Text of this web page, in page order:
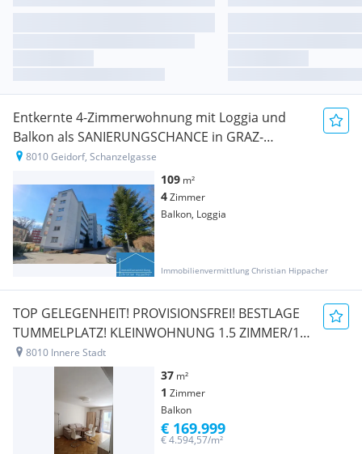
Entkernte 4-Zimmerwohnung mit Loggia und
Balkon als SANIERUNGSCHANCE in GRAZ-
GEIDORF ab sofort zu verkaufen!
8010 Geidorf, Schanzelgasse
109 m²
4Zimmer
Balkon, Loggia
Immobilienvermittlung Christian Hippacher
TOP GELEGENHEIT! PROVISIONSFREI! BESTLAGE
TUMMELPLATZ! KLEINWOHNUNG 1.5 ZIMMER/1
STOCK/ LIFT/ EXTRA KÜCHE/ KELLERABTEIL/
INNENHOF BALKON
8010 Innere Stadt
37 m²
1 Zimmer
Balkon
€ 4.594,57/m²
€ 169.999